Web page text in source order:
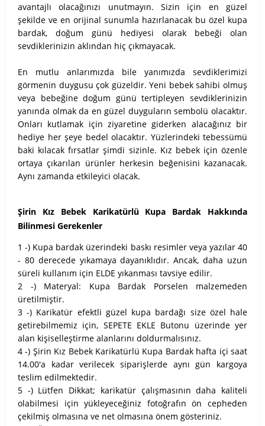
avantajlı olacağınızı unutmayın. Sizin için en güzel
şekilde ve en orijinal sunumla hazırlanacak bu özel kupa
bardak, doğum günü hediyesi olarak bebeği olan
sevdiklerinizin aklından hiç çıkmayacak.
En mutlu anlarımızda bile yanımızda sevdiklerimizi
görmenin duygusu çok güzeldir. Yeni bebek sahibi olmuş
veya bebeğine doğum günü tertipleyen sevdiklerinizin
yanında olmak da en güzel duyguların sembolü olacaktır.
Onları kutlamak için ziyaretine giderken alacağınız bir
hediye her şeye bedel olacaktır. Yüzlerindeki tebessümü
baki kılacak fırsatlar şimdi sizinle. Kız bebek için özenle
ortaya çıkarılan ürünler herkesin beğenisini kazanacak.
Aynı zamanda etkileyici olacak.
Şirin Kız Bebek Karikatürlü Kupa Bardak Hakkında
Bilinmesi Gerekenler
1 -) Kupa bardak üzerindeki baskı resimler veya yazılar 40
- 80 derecede yıkamaya dayanıklıdır. Ancak, daha uzun
süreli kullanım için ELDE yıkanması tavsiye edilir.
2 -) Materyal: Kupa Bardak Porselen malzemeden
üretilmiştir.
3 -) Karikatür efektli güzel kupa bardağı size özel hale
getirebilmemiz için, SEPETE EKLE Butonu üzerinde yer
alan kişiselleştirme alanlarını doldurmalısınız.
4 -) Şirin Kız Bebek Karikatürlü Kupa Bardak hafta içi saat
14.00'a kadar verilecek siparişlerde aynı gün kargoya
teslim edilmektedir.
5 -) Lütfen Dikkat; karikatür çalışmasının daha kaliteli
olabilmesi için yükleyeceğiniz fotoğrafın ön cepheden
çekilmiş olmasına ve net olmasına önem gösteriniz.